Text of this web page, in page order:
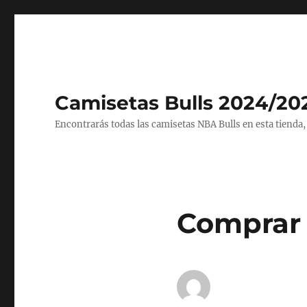
Camisetas Bulls 2024/
Encontrarás todas las camisetas NBA Bulls en esta